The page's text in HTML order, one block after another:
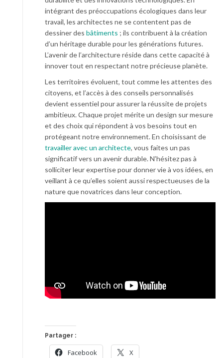
intégrant des préoccupations écologiques dans leur
travail, les architectes ne se contentent pas de
dessiner des bâtiments ; ils contribuent à la création
d’un héritage durable pour les générations futures.
L’avenir de l’architecture réside dans cette capacité à
innover tout en respectant notre précieuse planète.
Les territoires évoluent, tout comme les attentes des
citoyens, et l’accès à des conseils personnalisés
devient essentiel pour assurer la réussite de projets
ambitieux. Chaque projet mérite un design sur mesure
et des choix qui répondent à vos besoins tout en
protégeant notre environnement. En choisissant de
travailler avec un architecte, vous faites un pas
significatif vers un avenir durable. N’hésitez pas à
solliciter leur expertise pour donner vie à vos idées, en
veillant à ce qu’elles soient aussi respectueuses de la
nature que novatrices dans leur conception.
Partager :
Facebook X